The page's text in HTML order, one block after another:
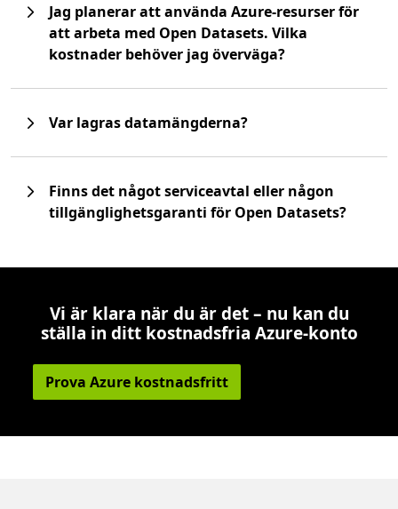
Jag planerar att använda Azure-resurser för
att arbeta med Open Datasets. Vilka
kostnader behöver jag överväga?
Var lagras datamängderna?
Finns det något serviceavtal eller någon
tillgänglighetsgaranti för Open Datasets?
Vi är klara när du är det – nu kan du
ställa in ditt kostnadsfria Azure-konto
Prova Azure kostnadsfritt